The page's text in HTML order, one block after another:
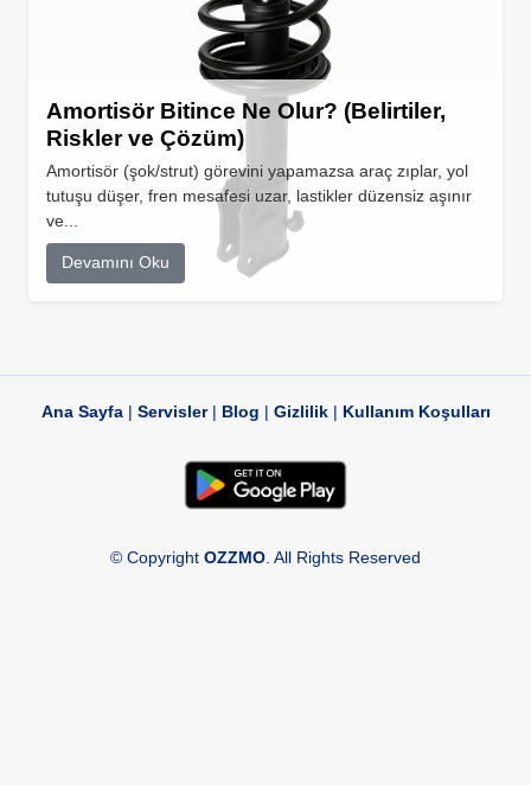
Amortisör Bitince Ne Olur? (Belirtiler,
Riskler ve Çözüm)
Amortisör (şok/strut) görevini yapamazsa araç zıplar, yol
tutuşu düşer, fren mesafesi uzar, lastikler düzensiz aşınır
ve...
Devamını Oku
Ana Sayfa| Servisler| Blog | Gizlilik| Kullanım Koşulları
© Copyright OZZMO . All Rights Reserved